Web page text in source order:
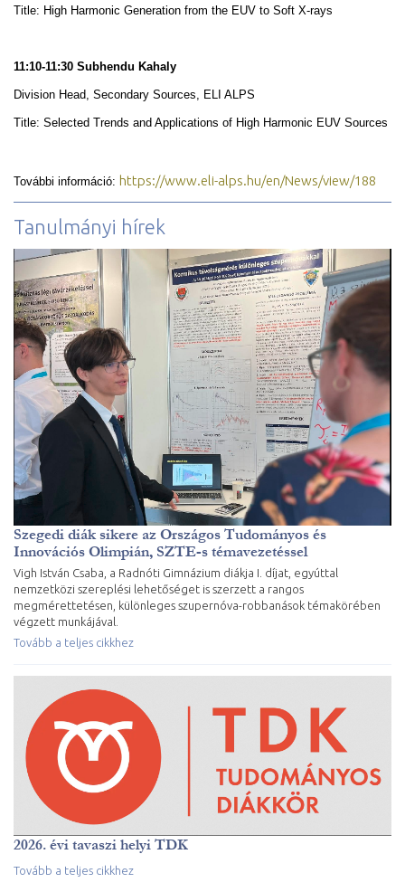
Title: High Harmonic Generation from the EUV to Soft X-rays
11:10-11:30 Subhendu Kahaly
Division Head, Secondary Sources, ELI ALPS
Title: Selected Trends and Applications of High Harmonic EUV Sources
További információ: https://www.eli-alps.hu/en/News/view/188
Tanulmányi hírek
Szegedi diák sikere az Országos Tudományos és
Innovációs Olimpián, SZTE-s témavezetéssel
Vigh István Csaba, a Radnóti Gimnázium diákja I. díjat, egyúttal
nemzetközi szereplési lehetőséget is szerzett a rangos
megmérettetésen, különleges szupernóva-robbanások témakörében
végzett munkájával.
Tovább a teljes cikkhez
2026. évi tavaszi helyi TDK
Tovább a teljes cikkhez